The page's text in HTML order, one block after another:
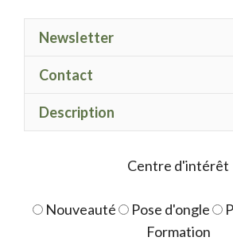
Rose
clair
Newsletter
Contact
Description
Centre d'intérêt
Nouveauté Pose d'ongle
Formation